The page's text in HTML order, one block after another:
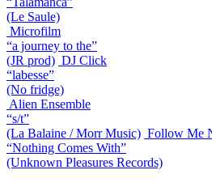
(Le Saule)
Microfilm
“a journey to the”
(JR prod) DJ Click
“labesse”
(No fridge)
Alien Ensemble
“s/t”
(La Balaine / Morr Music) Follow Me
“Nothing Comes With”
(Unknown Pleasures Records)